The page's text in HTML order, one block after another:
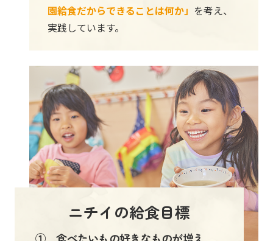
園給食だからできることは何か」 を考え、
実践しています。
ニチイの給食目標